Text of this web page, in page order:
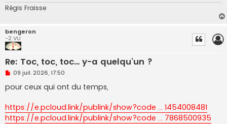
o
n
Régis Fraisse
bengeron
-2 VU
Re: Toc, toc, toc… y-a quelqu’un ?
M
s
s
g
e
n
09 juil. 2026, 17:50
pour ceux qui ont du temps,
https://e.pcloud.link/publink/show?code ... 1454008481
https://e.pcloud.link/publink/show?code ... 7868500935